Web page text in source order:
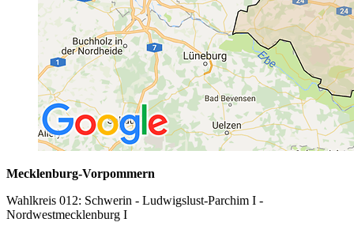
Mecklenburg-Vorpommern
Wahlkreis 012: Schwerin - Ludwigslust-Parchim I -
Nordwestmecklenburg I